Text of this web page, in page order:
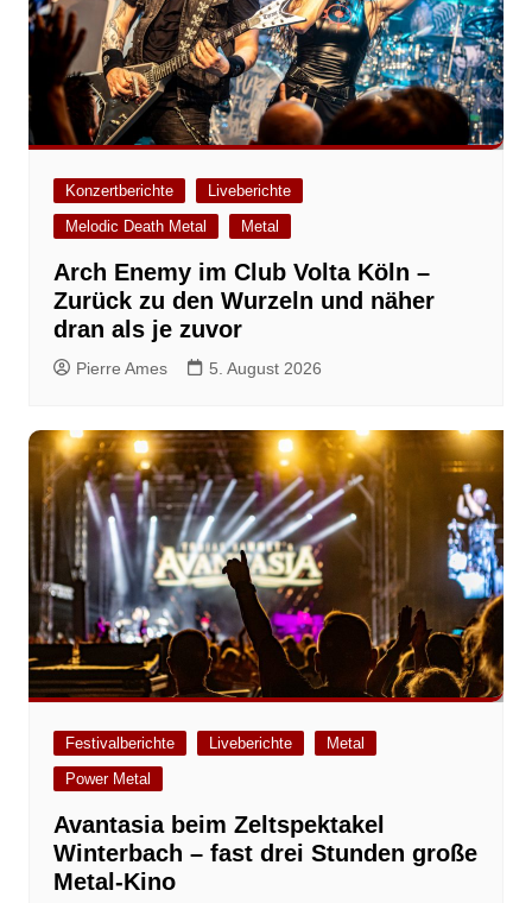
Konzertberichte
Liveberichte
Melodic Death Metal
Metal
Arch Enemy im Club Volta Köln –
Zurück zu den Wurzeln und näher
dran als je zuvor
Pierre Ames 5. August 2026
Festivalberichte Liveberichte
Metal
Power Metal
Avantasia beim Zeltspektakel
Winterbach – fast drei Stunden große
Metal-Kino